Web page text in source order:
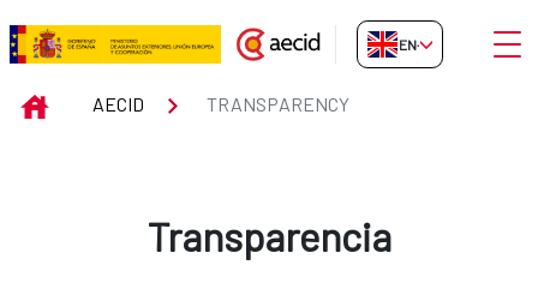
Skip to Main Content
Transparency
EN-GB
INICIOAECID TRANSPARENCY
Transparencia